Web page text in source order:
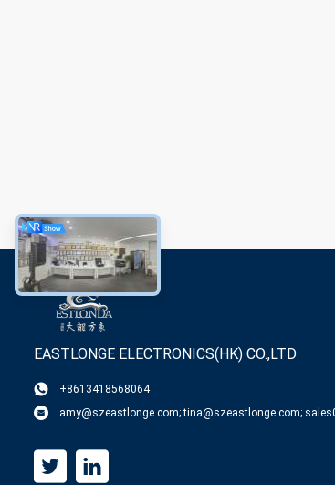
EASTLONGE ELECTRONICS(HK) CO.,LTD
+8613418568064
amy@szeastlonge.com; tina@szeastlonge.com;